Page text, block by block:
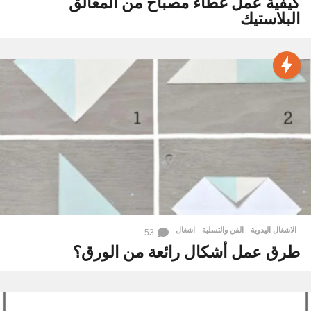
البلاستيك
الاشغال اليدوية ,
الفن والتسلية اشغال 53
طرق عمل أشكال رائعة من الورق؟